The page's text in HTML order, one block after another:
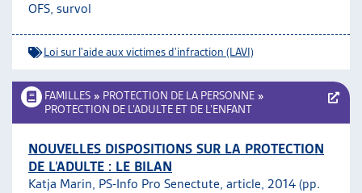
OFS, survol
Loi sur l'aide aux victimes d'infraction (LAVI)
FAMILLES » PROTECTION DE LA PERSONNE »
PROTECTION DE L’ADULTE ET DE L’ENFANT
NOUVELLES DISPOSITIONS SUR LA PROTECTION
DE L’ADULTE : LE BILAN
Katja Marin, PS-Info Pro Senectute, article, 2014 (pp.